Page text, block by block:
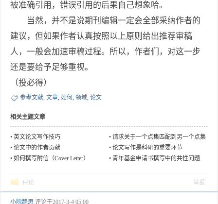
被准确引用，错误引用的后果自己想象哈。
当然，并不是说期刊编辑一定会全部采纳作者的
建议，但如果作者认真按照以上原则给出推荐审稿
人，一般会加速审稿过程。所以，作者们，对这一步
还是要给予足够重视。
（投必得）
参考文献, 文章, 如何 , 领域, 论文
相关主题文章
• 英文论文写作技巧 • 请求关于一个点集匹配到另一个点集
部分的相关论文或思路
• 论文中的作者贡献 • 论文写作是科研的重要环节
• 如何撰写附信（Cover Letter） • 青年基金申请书撰写中的共性问题
评论 举报
小院静思 评论于2017-3-4 05:00